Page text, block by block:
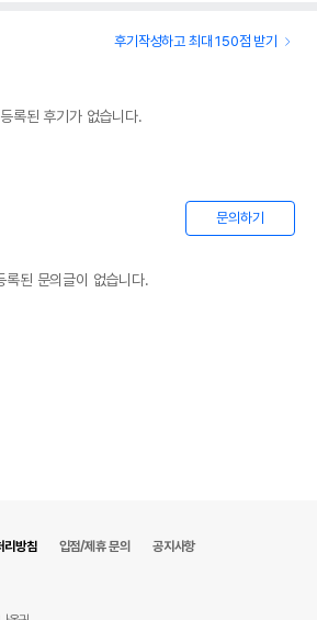
후기작성하고 최대 150점 받기
등록된 후기가 없습니다.
문의하기
록된 문의글이 없습니다.
리방침 입점/제휴 문의 공지사항